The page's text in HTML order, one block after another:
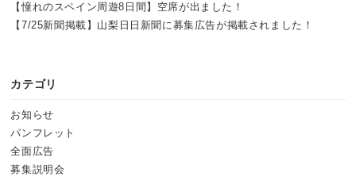
【憧れのスペイン周遊8日間】空席が出ました！
【7/25新聞掲載】山梨日日新聞に募集広告が掲載されました！
カテゴリ
お知らせ
パンフレット
全面広告
募集説明会